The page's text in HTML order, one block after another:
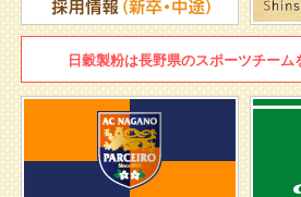
日穀製粉は長野県のスポーツチーム